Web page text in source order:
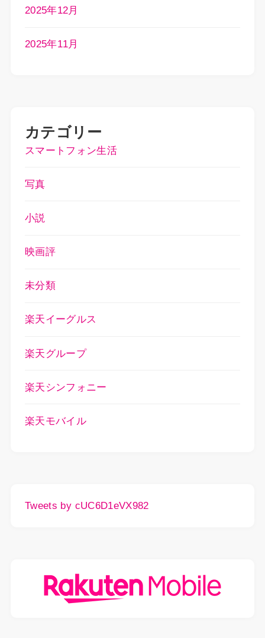
2025年12月
2025年11月
カテゴリー
スマートフォン生活
写真
小説
映画評
未分類
楽天イーグルス
楽天グループ
楽天シンフォニー
楽天モバイル
Tweets by cUC6D1eVX982